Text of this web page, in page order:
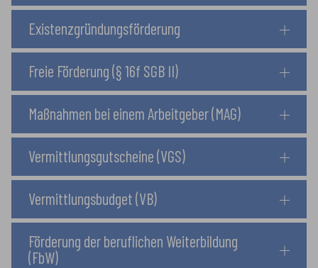
Existenzgründungsförderung
Freie Förderung (§ 16f SGB II)
Maßnahmen bei einem Arbeitgeber (MAG)
Vermittlungsgutscheine (VGS)
Vermittlungsbudget (VB)
Förderung der beruflichen Weiterbildung
(FbW)